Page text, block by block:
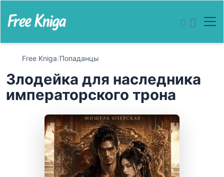
Free Kniga/Попаданцы
Злодейка для наследника
императорского трона